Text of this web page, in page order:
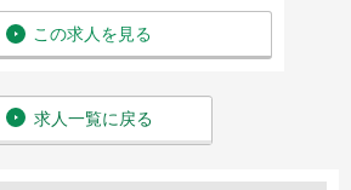
この求人を見る
求人一覧に戻る